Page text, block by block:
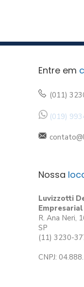
Entre em
(011)
(019)
Nossa
Luvizzotti
Empresarial
R. Ana Neri,
SP
(11) 3230-
CNPJ: